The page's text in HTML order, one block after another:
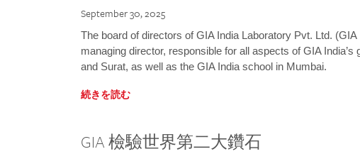
September 30, 2025
The board of directors of GIA India Laboratory Pvt. Ltd.
managing director, responsible for all aspects of GIA
and Surat, as well as the GIA India school in Mumbai.
続きを読む
GIA 檢驗世界第二大鑽石